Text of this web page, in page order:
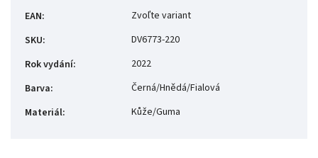
EAN:
Zvoľte variant
SKU:
DV6773-220
Rok vydání:
2022
Barva:
Černá/Hnědá/Fialová
Materiál: Kůže/Guma